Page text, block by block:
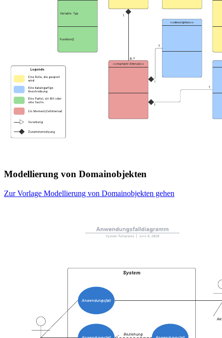
Modellierung von Domainobjekten
Zur Vorlage Modellierung von Domainobjekten gehen